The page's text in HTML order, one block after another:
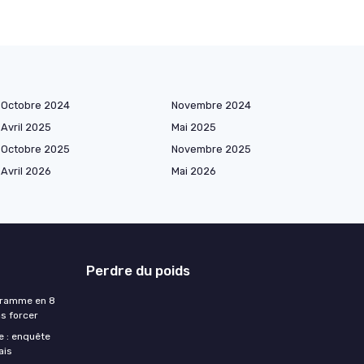
Octobre 2024
Novembre 2024
Avril 2025
Mai 2025
Octobre 2025
Novembre 2025
Avril 2026
Mai 2026
en 8
forcer
: enquête
Perdre du poids